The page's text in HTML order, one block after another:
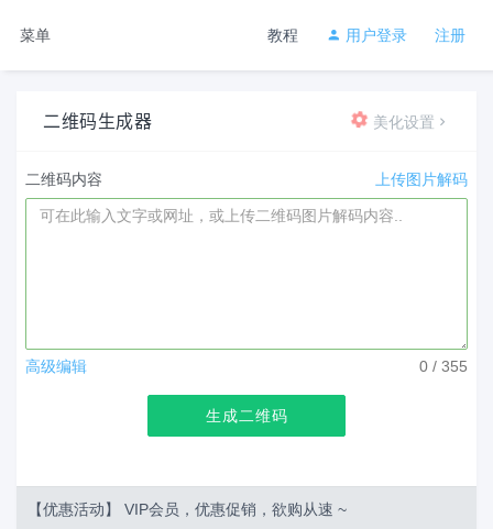
菜单 注册
用户登录
教程
二维码生成器 美化设置
上传图片解码
二维码内容
0 / 355
高级编辑
生成二维码
【优惠活动】 VIP会员，优惠促销，欲购从速 ~